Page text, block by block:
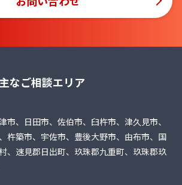
なご相談エリア
市、日田市、佐伯市、臼杵市、津久見市、
杵築市、宇佐市、豊後大野市、由布市、国
、速見郡日出町、玖珠郡九重町、玖珠郡玖